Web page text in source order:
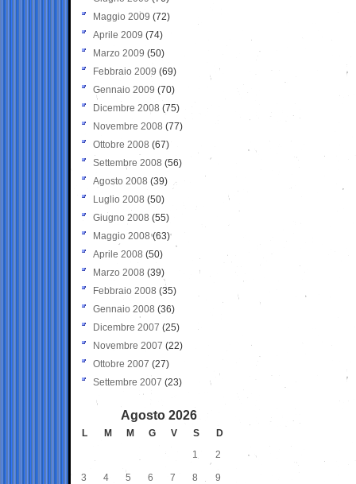
Maggio 2009 (72)
Aprile 2009 (74)
Marzo 2009 (50)
Febbraio 2009 (69)
Gennaio 2009 (70)
Dicembre 2008 (75)
Novembre 2008 (77)
Ottobre 2008 (67)
Settembre 2008 (56)
Agosto 2008 (39)
Luglio 2008 (50)
Giugno 2008 (55)
Maggio 2008(63)
Aprile 2008 (50)
Marzo 2008 (39)
Febbraio 2008 (35)
Gennaio 2008 (36)
Dicembre 2007 (25)
Novembre 2007 (22)
Ottobre 2007 (27)
Settembre 2007 (23)
Agosto 2026
L M M G V S
D
1
2
3 4 5 6 7 8 9